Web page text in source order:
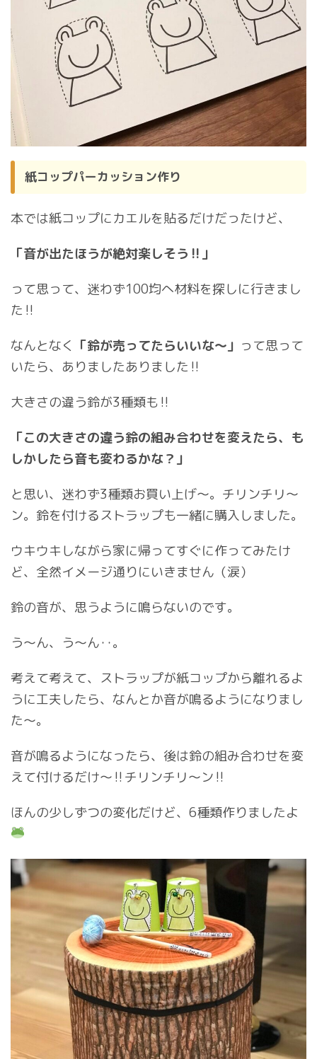
紙コップパーカッション作り
本では紙コップにカエルを貼るだけだったけど、
「音が出たほうが絶対楽しそう‼︎」
って思って、迷わず100均へ材料を探しに行きまし
た‼︎
なんとなく 「鈴が売ってたらいいな〜」 って思って
いたら、ありましたありました‼︎
大きさの違う鈴が3種類も‼︎
「この大きさの違う鈴の組み合わせを変えたら、も
しかしたら音も変わるかな？」
と思い、迷わず3種類お買い上げ〜。チリンチリ〜
ン。鈴を付けるストラップも一緒に購入しました。
ウキウキしながら家に帰ってすぐに作ってみたけ
ど、全然イメージ通りにいきません（涙）
鈴の音が、思うように鳴らないのです。
う〜ん、う〜ん‥。
考えて考えて、ストラップが紙コップから離れるよ
うに工夫したら、なんとか音が鳴るようになりまし
た〜。
音が鳴るようになったら、後は鈴の組み合わせを変
えて付けるだけ〜‼︎チリンチリ〜ン‼︎
ほんの少しずつの変化だけど、6種類作りましたよ